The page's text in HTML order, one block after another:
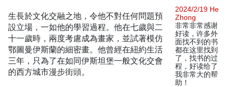
生長於文化交融之地，令他不對任何問題預
設立場，一如他的學習過程。他在七歲與二
十一歲時，兩度考慮成為畫家，並試著模仿
鄂圖曼伊斯蘭的細密畫。他曾經在紐約生活
三年，只為了在如同伊斯坦堡一般文化交會
的西方城市漫步街頭。
2024/2/19 He
Zhong
非常非常感谢
好读，许多外
面找不到的书
都在这里找到
了，找书的过
程，好读给了
我非常大的帮
助！